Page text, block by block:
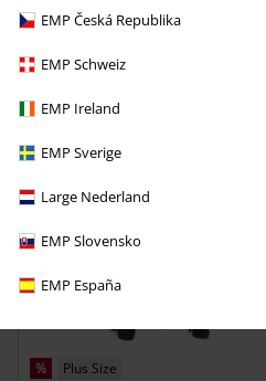
EMP Česká Republika
EMP Schweiz
EMP Ireland
EMP Sverige
Large Nederland
EMP Slovensko
EMP España
% Plus Size